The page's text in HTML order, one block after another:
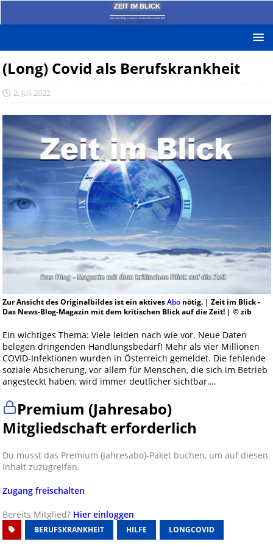
ZEIT IM BLICK
Das News-Blog mit dem kritischen Blick auf die Zeit!
(Long) Covid als Berufskrankheit
2. Juli 2022
Zur Ansicht des Originalbildes ist ein aktivesAbonötig. | Zeit im Blick -
Das News-Blog-Magazin mit dem kritischen Blick auf die Zeit! | © zib
Ein wichtiges Thema: Viele leiden nach wie vor. Neue Daten
belegen dringenden Handlungsbedarf! Mehr als vier Millionen
COVID-Infektionen wurden in Österreich gemeldet. Die fehlende
soziale Absicherung, vor allem für Menschen, die sich im Betrieb
angesteckt haben, wird immer deutlicher sichtbar….
Premium (Jahresabo)
Mitgliedschaft erforderlich
Du musst das Premium (Jahresabo)-Paket buchen, um auf diesen
Inhalt zuzugreifen.
Zugang freischalten
Bereits Mitglied? Hier einloggen
BERUFSKRANKHEIT HILFE LONGCOVID